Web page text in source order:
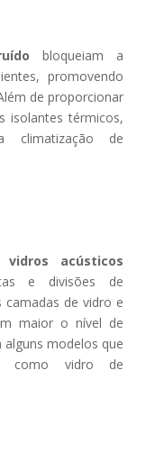
bloqueiam a
promovendo
de proporcionar
isolantes térmicos,
climatização de
vidros acústicos
e divisões de
camadas de vidro e
maior o nível de
modelos que
como vidro de